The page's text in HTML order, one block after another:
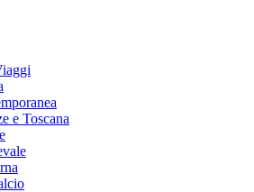
e Toscana